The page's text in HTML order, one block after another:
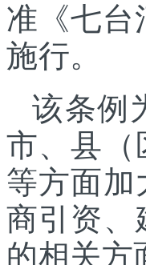
准《七台
施行。
该条例
市、县（
等方面加
商引资、
的相关方